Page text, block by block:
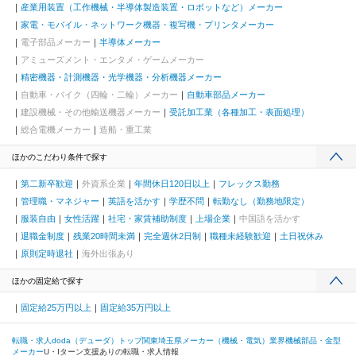
産業用装置（工作機械・半導体製造装置・ロボットなど）メーカー
家電・モバイル・ネットワーク機器・複写機・プリンタメーカー
電子部品メーカー
半導体メーカー
アミューズメント・エンタメ・ゲームメーカー
精密機器・計測機器・光学機器・分析機器メーカー
自動車・バイク（四輪・二輪）メーカー
自動車部品メーカー
建設機械・その他輸送機器メーカー
受託加工業（各種加工・表面処理）
総合電機メーカー
造船・重工業
ほかのこだわり条件で探す
第二新卒歓迎 外資系企業 年間休日120日以上
フレックス勤務
管理職・マネジャー
英語を活かす 学歴不問
転勤なし（勤務地限定）
服装自由
女性活躍 社宅・家賃補助制度 上場企業
中国語を活かす
退職金制度
残業20時間未満 完全週休2日制 職種未経験歓迎
土日祝休み
原則定時退社
海外出張あり
ほかの固定給で探す
固定給25万円以上 固定給35万円以上
転職・求人doda（デューダ）トップ関東埼玉県 メーカー（機械・電気）業界機械部品・金型
メーカーU・Iターン支援ありの転職・求人情報